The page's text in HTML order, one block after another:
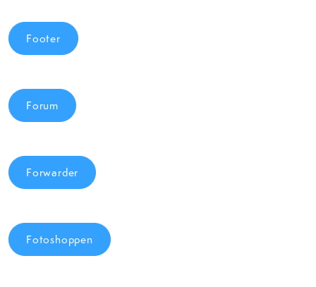
Footer
Forum
Forwarder
Fotoshoppen